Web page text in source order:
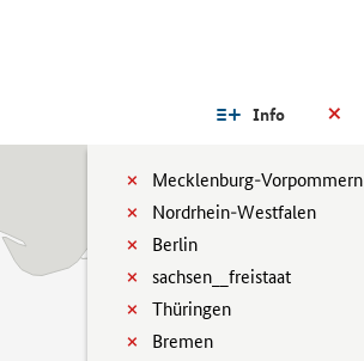
Info
Mecklenburg-Vorpommern
Nordrhein-Westfalen
Berlin
sachsen__freistaat
Thüringen
Bremen